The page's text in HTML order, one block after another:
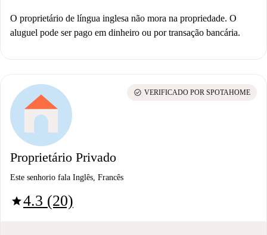
O proprietário de língua inglesa não mora na propriedade. O
aluguel pode ser pago em dinheiro ou por transação bancária.
Proprietário Privado
Este senhorio fala Inglês, Francês
star4.3 (20)
check_circle VERIFICADO POR SPOTAHOME